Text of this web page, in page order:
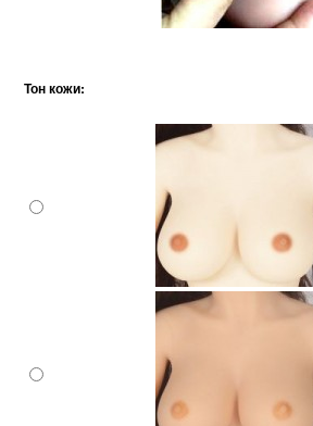
Тон кожи: